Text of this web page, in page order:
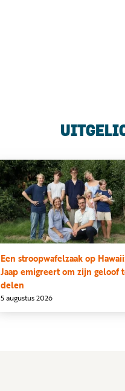
5 augustus 2026
Een stroopwafelzaak op
Jaap emigreert om zijn geloof
delen